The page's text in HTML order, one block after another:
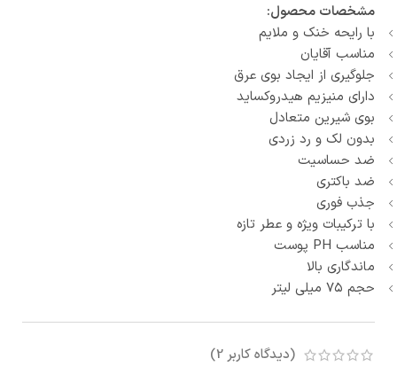
مشخصات محصول:
با رایحه خنک و ملایم
مناسب آقایان
جلوگیری از ایجاد بوی عرق
دارای منیزیم هیدروکساید
بوی شیرین متعادل
بدون لک و رد زردی
ضد حساسیت
ضد باکتری
جذب فوری
با ترکیبات ویژه و عطر تازه
مناسب PH پوست
ماندگاری بالا
حجم ۷۵ میلی لیتر
(دیدگاه کاربر2
)